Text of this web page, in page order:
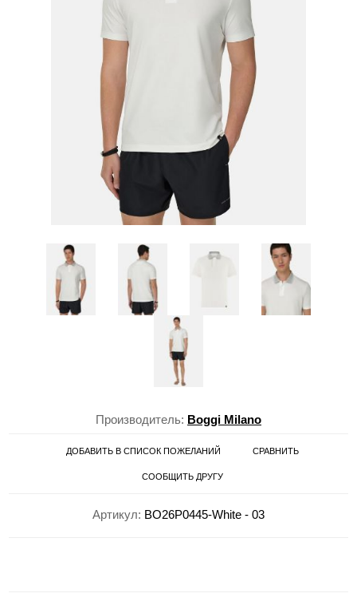
Производитель: Boggi Milano
ДОБАВИТЬ В СПИСОК ПОЖЕЛАНИЙ СРАВНИТЬ
СООБЩИТЬ ДРУГУ
Артикул: BO26P0445-White - 03